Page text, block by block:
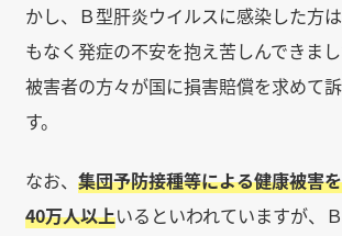
かし、Ｂ型肝炎ウイルスに感染した方
もなく発症の不安を抱え苦しんできまし
被害者の方々が国に損害賠償を求めて
す。
なお、 集団予防接種等による健康被害
40万人以上いるといわれていますが、